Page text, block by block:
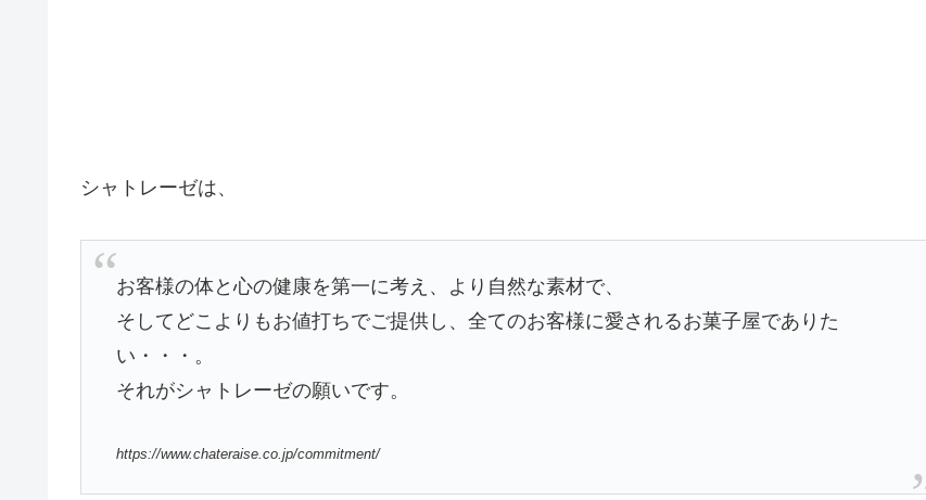
シャトレーゼは、
お客様の体と心の健康を第一に考え、より自然な素材で、
そしてどこよりもお値打ちでご提供し、全てのお客様に愛されるお菓子屋でありた
い・・・。
それがシャトレーゼの願いです。
https://www.chateraise.co.jp/commitment/